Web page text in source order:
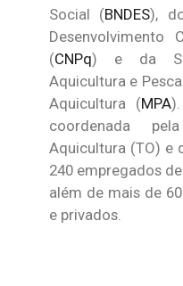
Social (BNDES),
Desenvolvimento
(CNPq) e da
Aquicultura e
Aquicultura (MPA
coordenada
Aquicultura (TO) e
240 empregados
além de mais de
e privados.